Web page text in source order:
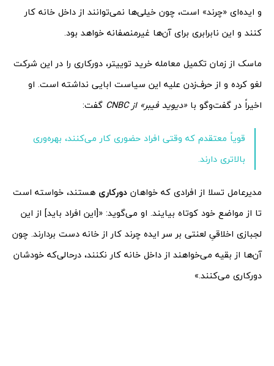
و ایده‌ای «چرند» است، چون خیلی‌ها نمی‌توانند از داخل خانه کار
کنند و این نابرابری برای آن‌ها غیرمنصفانه خواهد بود.
ماسک از زمان تکمیل معامله خرید توییتر، دورکاری را در این شرکت
لغو کرده و از حرف‌زدن علیه این سیاست ابایی نداشته است. او
اخیراً در گفت‌وگو با «دیوید فیبر» از CNBC گفت:
قویاً معتقدم که وقتی افراد حضوری کار می‌کنند، بهره‌وری
بالاتری دارند.
مدیرعامل تسلا از افرادی که خواهان دورکاری هستند، خواسته است
تا از مواضع خود کوتاه بیایند. او می‌گوید: «[این افراد باید] از این
لجبازی اخلاقیِ لعنتی بر سر ایده چرند کار از خانه دست بردارند. چون
آن‌ها از بقیه می‌خواهند از داخل خانه کار نکنند، درحالی‌که خودشان
دورکاری می‌کنند.»